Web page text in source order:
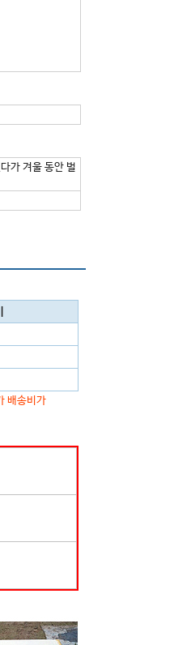
가 겨울 동안 벌
배송비가